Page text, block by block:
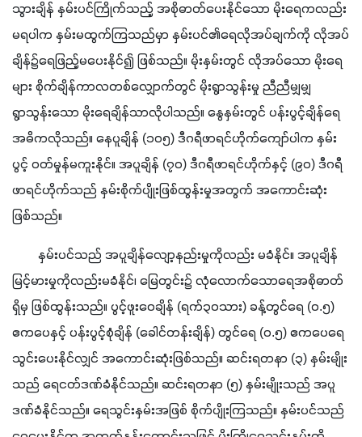
သွားချိန် နှမ်းပင်ကြိုက်သည့် အစိုဓာတ်ပေးနိုင်သော မိုးရေကလည်း
မရပါက နှမ်းမထွက်ကြသည်မှာ နှမ်းပင်၏ရေလိုအပ်ချက်ကို လိုအပ်
ချိန်၌ရေဖြည့်မပေးနိုင်၍ ဖြစ်သည်။ မိုးနှမ်းတွင် လိုအပ်သော မိုးရေ
များ စိုက်ချိန်ကာလတစ်လျှောက်တွင် မိုးရွာသွန်းမှု ညီညီမျှမျှ
ရွာသွန်းသော မိုးရေချိန်သာလိုပါသည်။ နွေနှမ်းတွင် ပန်းပွင့်ချိန်ရေ
အဓိကလိုသည်။ နေပူချိန် (၁၀၅) ဒီဂရီဖာရင်ဟိုက်ကျော်ပါက နှမ်း
ပွင့် ဝတ်မှုန်မကူးနိုင်။ အပူချိန် (၇၀) ဒီဂရီဖာရင်ဟိုက်နှင့် (၉၀) ဒီဂရီ
ဖာရင်ဟိုက်သည် နှမ်းစိုက်ပျိုးဖြစ်ထွန်းမှုအတွက် အကောင်းဆုံး
ဖြစ်သည်။
နှမ်းပင်သည် အပူချိန်လျော့နည်းမှုကိုလည်း မခံနိုင်။ အပူချိန်
မြင့်မားမှုကိုလည်းမခံနိုင်၊ မြေတွင်း၌ လုံလောက်သောရေအစိုဓာတ်
ရှိမှ ဖြစ်ထွန်းသည်။ ပွင့်ဖူးဝေချိန် (ရက်၃၀သား) ခန့်တွင်ရေ (ဝ.၅)
ဧကပေနှင့် ပန်းပွင့်စုံချိန် (ခေါင်တန်းချိန်) တွင်ရေ (ဝ.၅) ဧကပေရေ
သွင်းပေးနိုင်လျှင် အကောင်းဆုံးဖြစ်သည်။ ဆင်းရတနာ (၃) နှမ်းမျိုး
သည် ရေငတ်ဒဏ်ခံနိုင်သည်။ ဆင်းရတနာ (၅) နှမ်းမျိုးသည် အပူ
ဒဏ်ခံနိုင်သည်။ ရေသွင်းနှမ်းအဖြစ် စိုက်ပျိုးကြသည်။ နှမ်းပင်သည်